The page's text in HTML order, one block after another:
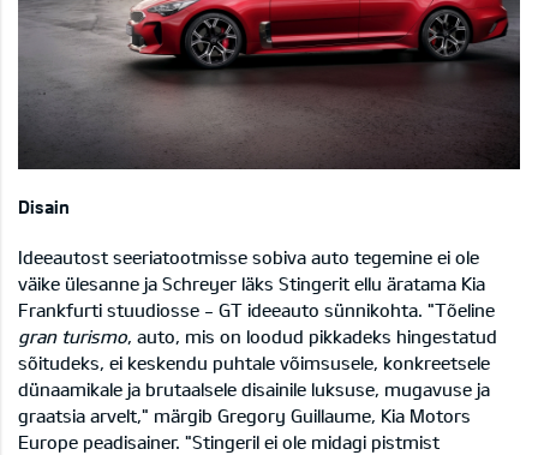
Disain
Ideeautost seeriatootmisse sobiva auto tegemine ei ole
väike ülesanne ja Schreyer läks Stingerit ellu äratama Kia
Frankfurti stuudiosse - GT ideeauto sünnikohta. "Tõeline
gran turismo, auto, mis on loodud pikkadeks hingestatud
sõitudeks, ei keskendu puhtale võimsusele, konkreetsele
dünaamikale ja brutaalsele disainile luksuse, mugavuse ja
graatsia arvelt," märgib Gregory Guillaume, Kia Motors
Europe peadisainer. "Stingeril ei ole midagi pistmist